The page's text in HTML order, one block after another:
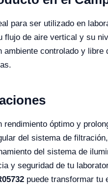
para ser utilizado en
flujo de aire vertical y su
ambiente controlado y
rendimiento óptimo y
del sistema de
del sistema de
y seguridad de tu
puede transformar tu